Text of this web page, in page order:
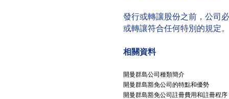
發行或轉讓股份之前，公司
或轉讓符合任何特別的規定。
相關資料
開曼群島公司種類簡介
開曼群島豁免公司的特點和優勢
開曼群島豁免公司註冊費用和註冊程序